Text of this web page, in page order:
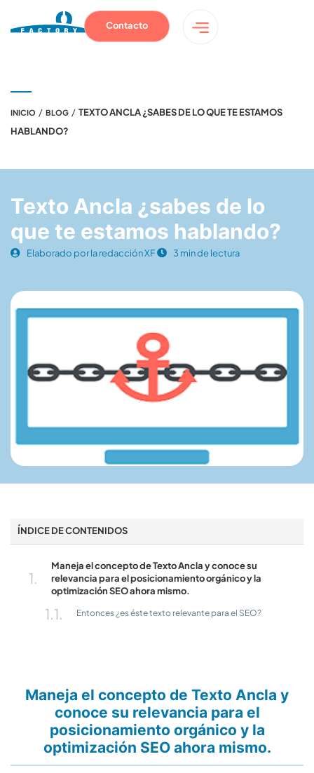
Contacto
INICIO / BLOG / TEXTO ANCLA ¿SABES DE LO QUE TE ESTAMOS
HABLANDO?
Texto Ancla ¿sabes de lo
que te estamos hablando?
Elaborado por la redacción XF 3 min de lectura
ÍNDICE DE CONTENIDOS
Maneja el concepto de Texto Ancla y conoce su
relevancia para el posicionamiento orgánico y la
optimización SEO ahora mismo.
Entonces ¿es éste texto relevante para el SEO?
Maneja el concepto de Texto Ancla y
conoce su relevancia para el
posicionamiento orgánico y la
optimización SEO ahora mismo.